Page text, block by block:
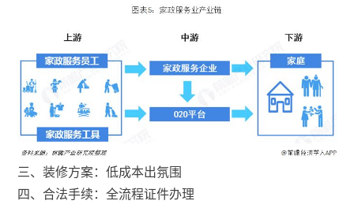
三、装修方案：低成本出氛围
四、合法手续：全流程证件办理